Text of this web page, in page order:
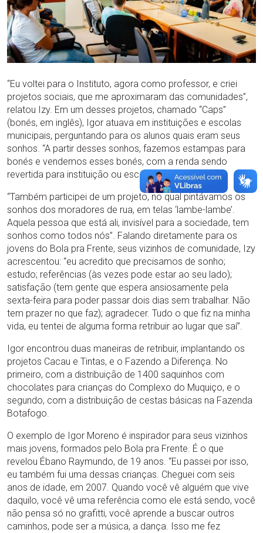
“Eu voltei para o Instituto, agora como professor, e criei
projetos sociais, que me aproximaram das comunidades”,
relatou Izy. Em um desses projetos, chamado “Caps”
(bonés, em inglês), Igor atuava em instituições e escolas
municipais, perguntando para os alunos quais eram seus
sonhos. “A partir desses sonhos, fazemos estampas para
bonés e vendemos esses bonés, com a renda sendo
revertida para instituição ou escola”, contou.
“Também participei de um projeto, no qual pintávamos os
sonhos dos moradores de rua, em telas ‘lambe-lambe’.
Aquela pessoa que está ali, invisível para a sociedade, tem
sonhos como todos nós”. Falando diretamente para os
jovens do Bola pra Frente, seus vizinhos de comunidade, Izy
acrescentou: “eu acredito que precisamos de sonho;
estudo; referências (às vezes pode estar ao seu lado);
satisfação (tem gente que espera ansiosamente pela
sexta-feira para poder passar dois dias sem trabalhar. Não
tem prazer no que faz); agradecer. Tudo o que fiz na minha
vida, eu tentei de alguma forma retribuir ao lugar que saí”.
Igor encontrou duas maneiras de retribuir, implantando os
projetos Cacau e Tintas, e o Fazendo a Diferença. No
primeiro, com a distribuição de 1400 saquinhos com
chocolates para crianças do Complexo do Muquiço, e o
segundo, com a distribuição de cestas básicas na Fazenda
Botafogo.
O exemplo de Igor Moreno é inspirador para seus vizinhos
mais jovens, formados pelo Bola pra Frente. É o que
revelou Ébano Raymundo, de 19 anos. “Eu passei por isso,
eu também fui uma dessas crianças. Cheguei com seis
anos de idade, em 2007. Quando você vê alguém que vive
daquilo, você vê uma referência como ele está sendo, você
não pensa só no grafitti, você aprende a buscar outros
caminhos, pode ser a música, a dança. Isso me fez